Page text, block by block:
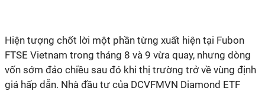
Hiện tượng chốt lời một phần từng xuất hiện tại Fubon
FTSE Vietnam trong tháng 8 và 9 vừa quay, nhưng dòng
vốn sớm đảo chiều sau đó khi thị trường trở về vùng định
giá hấp dẫn. Nhà đầu tư của DCVFMVN Diamond ETF